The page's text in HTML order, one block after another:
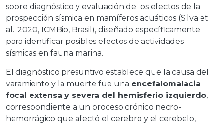
sobre diagnóstico y evaluación de los efectos de la
prospección sísmica en mamíferos acuáticos (Silva et
al., 2020, ICMBio, Brasil), diseñado específicamente
para identificar posibles efectos de actividades
sísmicas en fauna marina.
El diagnóstico presuntivo establece que la causa del
varamiento y la muerte fue una encefalomalacia
focal extensa y severa del hemisferio izquierdo,
correspondiente a un proceso crónico necro-
hemorrágico que afectó el cerebro y el cerebelo,